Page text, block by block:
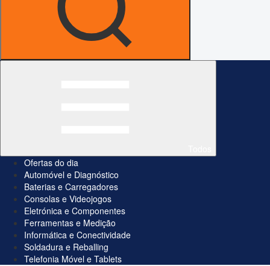
Ofertas do dia
Automóvel e Diagnóstico
Baterias e Carregadores
Consolas e Videojogos
Eletrónica e Componentes
Ferramentas e Medição
Informática e Conectividade
Soldadura e Reballing
Telefonia Móvel e Tablets